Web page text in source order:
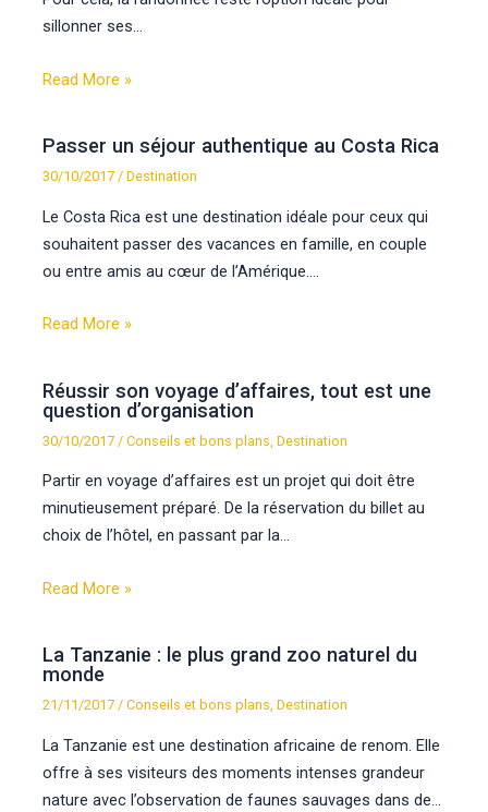
sillonner ses…
Read More »
Passer un séjour authentique au Costa Rica
30/10/2017/Destination
Le Costa Rica est une destination idéale pour ceux qui
souhaitent passer des vacances en famille, en couple
ou entre amis au cœur de l’Amérique.…
Read More »
Réussir son voyage d’affaires, tout est une
question d’organisation
30/10/2017 /Conseils et bons plans ,Destination
Partir en voyage d’affaires est un projet qui doit être
minutieusement préparé. De la réservation du billet au
choix de l’hôtel, en passant par la…
Read More »
La Tanzanie : le plus grand zoo naturel du
monde
21/11/2017/Conseils et bons plans,Destination
La Tanzanie est une destination africaine de renom. Elle
offre à ses visiteurs des moments intenses grandeur
nature avec l’observation de faunes sauvages dans de…